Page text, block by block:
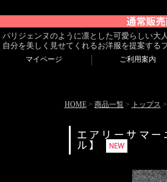
パリジェンヌのように凛とした可愛らしい大
自分を美しく見せてくれるお洋服を提案する
マイページ ご利用案内
HOME> 商品一覧> トップス >
エアリーサマ
ル】